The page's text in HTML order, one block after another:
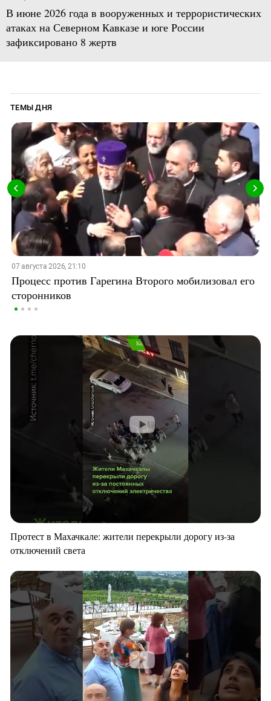
В июне 2026 года в вооруженных и террористических
атаках на Северном Кавказе и юге России
зафиксировано 8 жертв
ТЕМЫ ДНЯ
07 августа 2026, 21:10
Процесс против Гарегина Второго мобилизовал его
сторонников
Протест в Махачкале: жители перекрыли дорогу из-за
отключений света